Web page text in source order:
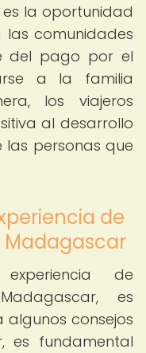
la oportunidad
comunidades
del pago por el
a la familia
los viajeros
al desarrollo
las personas que
de
Madagascar
de
es
consejos
es fundamental